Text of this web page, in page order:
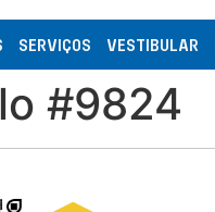
SERVIÇOS VESTIBULAR
#9824